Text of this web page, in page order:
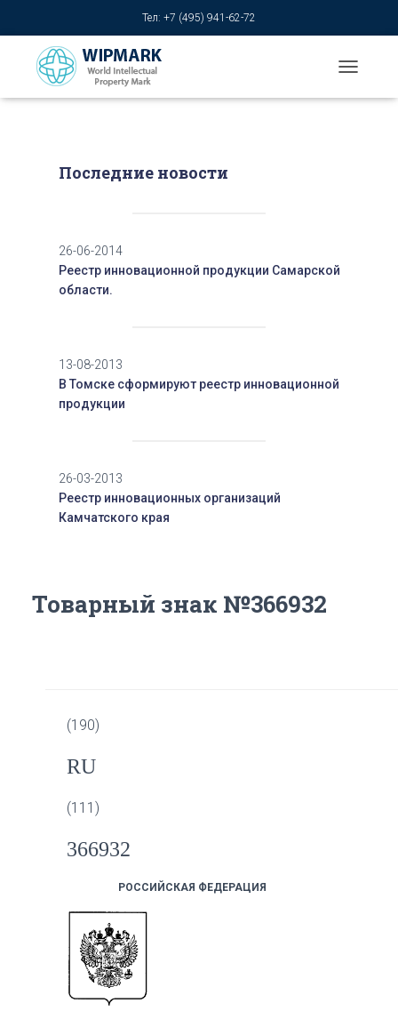
Тел: +7 (495) 941-62-72
O
Последние новости
26-06-2014
Реестр инновационной продукции Самарской
области.
13-08-2013
В Томске сформируют реестр инновационной
продукции
26-03-2013
Реестр инновационных организаций
Камчатского края
Товарный знак №366932
(190)
RU
(111)
366932
РОССИЙСКАЯ ФЕДЕРАЦИЯ